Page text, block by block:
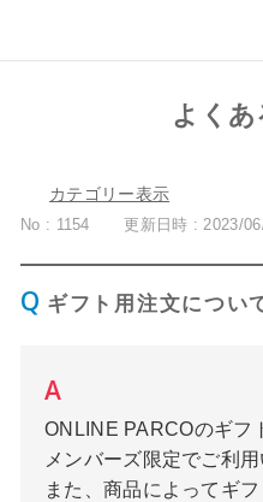
よくあ
カテゴリー表示
No : 1154 更新日時 : 2023/
ギフト用注文につい
ONLINE PARCOのギフ
メンバーズ限定でご利用
また、商品によってギ